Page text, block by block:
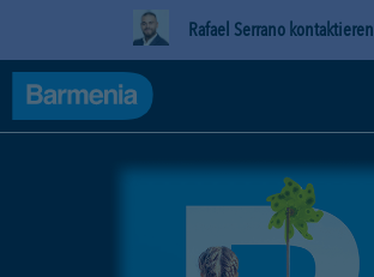
Rafael Serrano kontaktieren